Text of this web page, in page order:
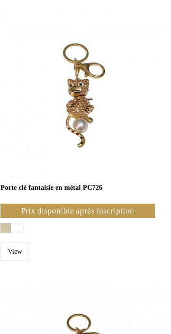
Porte clé fantaisie en métal PC726
Prix disponible après inscription
View